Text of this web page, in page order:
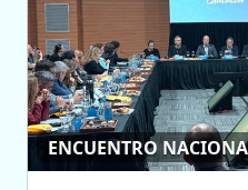
ENCUENTRO